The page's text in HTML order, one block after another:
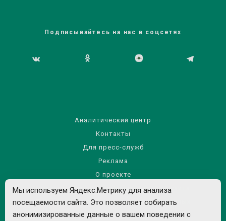
Подписывайтесь на нас в соцсетях
Аналитический центр
Контакты
Для пресс-служб
Реклама
О проекте
Правила использования материалов сайта
Политика обработки персональных данных
Мы используем Яндекс.Метрику для анализа
посещаемости сайта. Это позволяет собирать
анонимизированные данные о вашем поведении с